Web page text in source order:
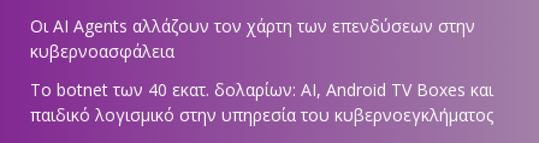
Οι AI Agents αλλάζουν τον χάρτη των επενδύσεων στην
κυβερνοασφάλεια
Το botnet των 40 εκατ. δολαρίων: AI, Android TV Boxes και
παιδικό λογισμικό στην υπηρεσία του κυβερνοεγκλήματος